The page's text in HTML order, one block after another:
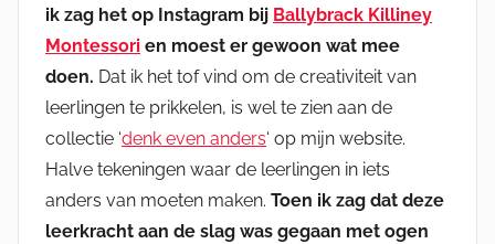
ik zag het op Instagram bij Ballybrack Killiney
Montessori en moest er gewoon wat mee
doen. Dat ik het tof vind om de creativiteit van
leerlingen te prikkelen, is wel te zien aan de
collectie ‘denk even anders‘ op mijn website.
Halve tekeningen waar de leerlingen in iets
anders van moeten maken. Toen ik zag dat deze
leerkracht aan de slag was gegaan met ogen